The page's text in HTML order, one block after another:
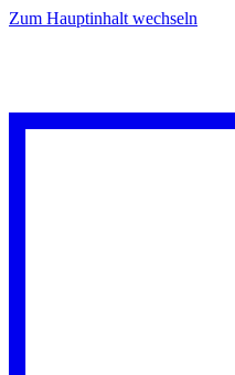
Zum Hauptinhalt wechseln